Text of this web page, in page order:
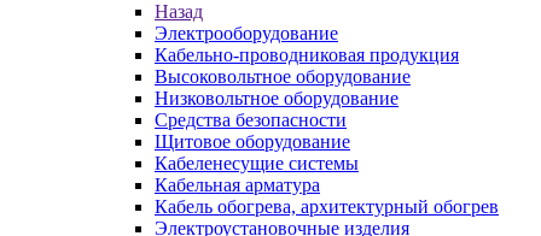
Назад
Электрооборудование
Кабельно-проводниковая продукция
Высоковольтное оборудование
Низковольтное оборудование
Средства безопасности
Щитовое оборудование
Кабеленесущие системы
Кабельная арматура
Кабель обогрева, архитектурный обогрев
Электроустановочные изделия